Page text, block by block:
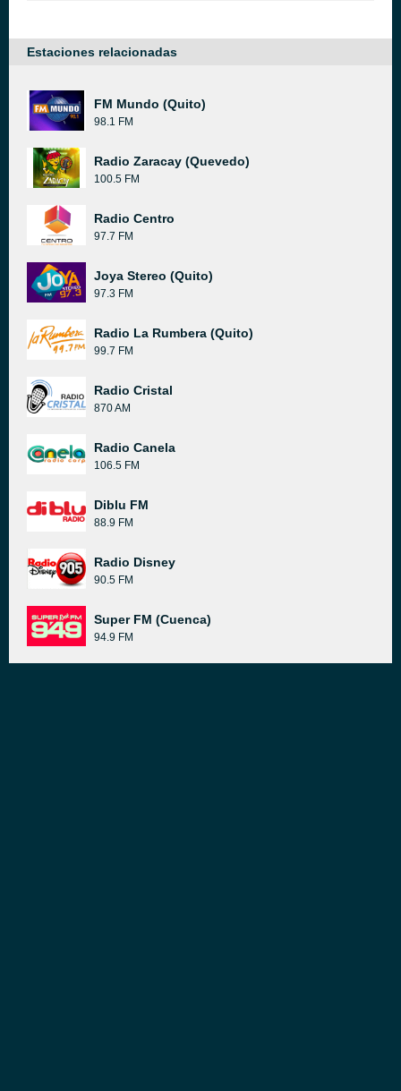
Estaciones relacionadas
FM Mundo (Quito)
98.1 FM
Radio Zaracay (Quevedo)
100.5 FM
Radio Centro
97.7 FM
Joya Stereo (Quito)
97.3 FM
Radio La Rumbera (Quito)
99.7 FM
Radio Cristal
870 AM
Radio Canela
106.5 FM
Diblu FM
88.9 FM
Radio Disney
90.5 FM
Super FM (Cuenca)
94.9 FM